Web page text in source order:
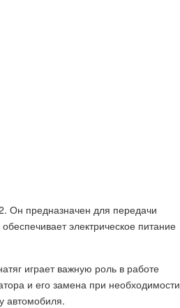
Он предназначен для передачи
электрическое питание
играет важную роль в работе
и его замена при необходимости
автомобиля.